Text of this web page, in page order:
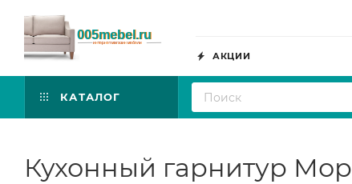
АКЦИИ
КАТАЛОГ
Кухонный гарнитур